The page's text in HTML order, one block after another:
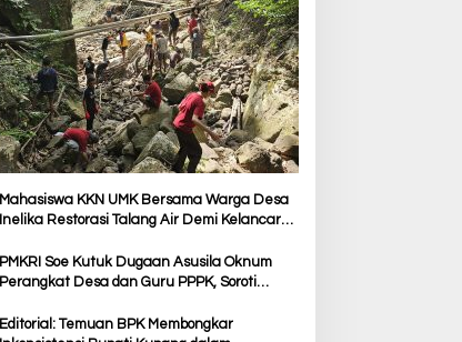
Mahasiswa KKN UMK Bersama Warga Desa
Inelika Restorasi Talang Air Demi Kelancaran
PMKRI Soe Kutuk Dugaan Asusila Oknum
Perangkat Desa dan Guru PPPK, Soroti
Editorial: Temuan BPK Membongkar